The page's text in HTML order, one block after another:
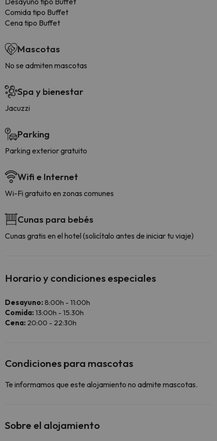
Comida tipo Buffet
Cena tipo Buffet
Mascotas
No se admiten mascotas
Spa y bienestar
Jacuzzi
Parking
Parking exterior gratuito
Wifi e Internet
Wi-Fi gratuito en zonas comunes
Cunas para bebés
Cunas gratis en el hotel (solicítalo antes de iniciar tu viaje)
Horario y condiciones especiales
Desayuno:8:00h - 11:00h
Comida:13:00h - 15.30h
Cena: 20:00 - 22:30h
Condiciones para mascotas
Te informamos que este alojamiento no admite mascotas.
Sobre el alojamiento